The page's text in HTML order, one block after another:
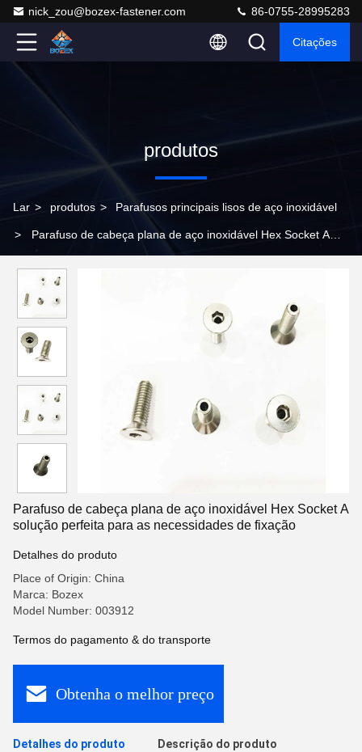
nick_zou@bozex-fastener.com 86-0755-28995283
Citações
produtos
Lar > produtos > Parafusos principais lisos de aço inoxidável
> Parafuso de cabeça plana de aço inoxidável Hex Socket A
Parafuso de cabeça plana de aço inoxidável Hex Socket A
solução perfeita para as necessidades de fixação
Detalhes do produto
Place of Origin: China
Marca: Bozex
Model Number: 003912
Termos do pagamento & do transporte
Obtenha o melhor preço
Detalhes do produto Descrição do produto